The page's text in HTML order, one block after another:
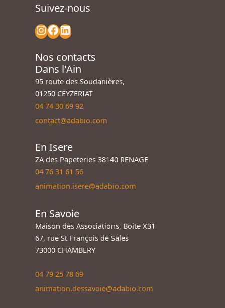
Suivez-nous
Nos contacts
Dans l'Ain
95 route des Soudanières,
01250 CEYZERIAT
04 74 30 69 92
contact@adabio.com
En Isere
ZA des Papeteries 38140 RENAGE
04 76 31 61 56
animation.isere@adabio.com
En Savoie
Maison des Associations, Boite X31
67, rue St François de Sales
73000 CHAMBERY
04 79 25 78 69
animation.dessavoie@adabio.com